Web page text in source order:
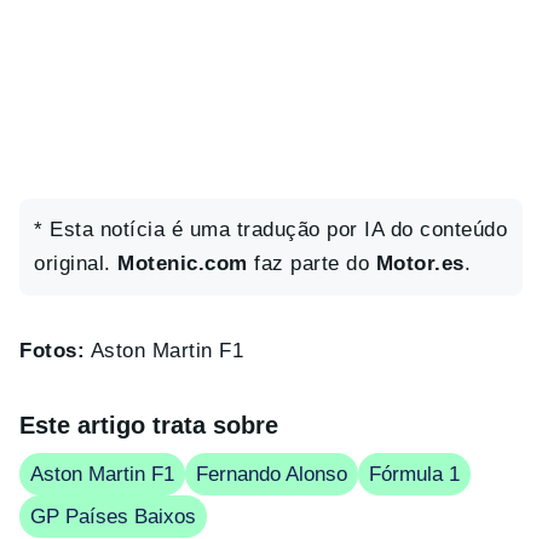
* Esta notícia é uma tradução por IA do conteúdo
original. Motenic.com faz parte do Motor.es.
Fotos: Aston Martin F1
Este artigo trata sobre
Aston Martin F1 Fernando Alonso
Fórmula 1
GP Países Baixos